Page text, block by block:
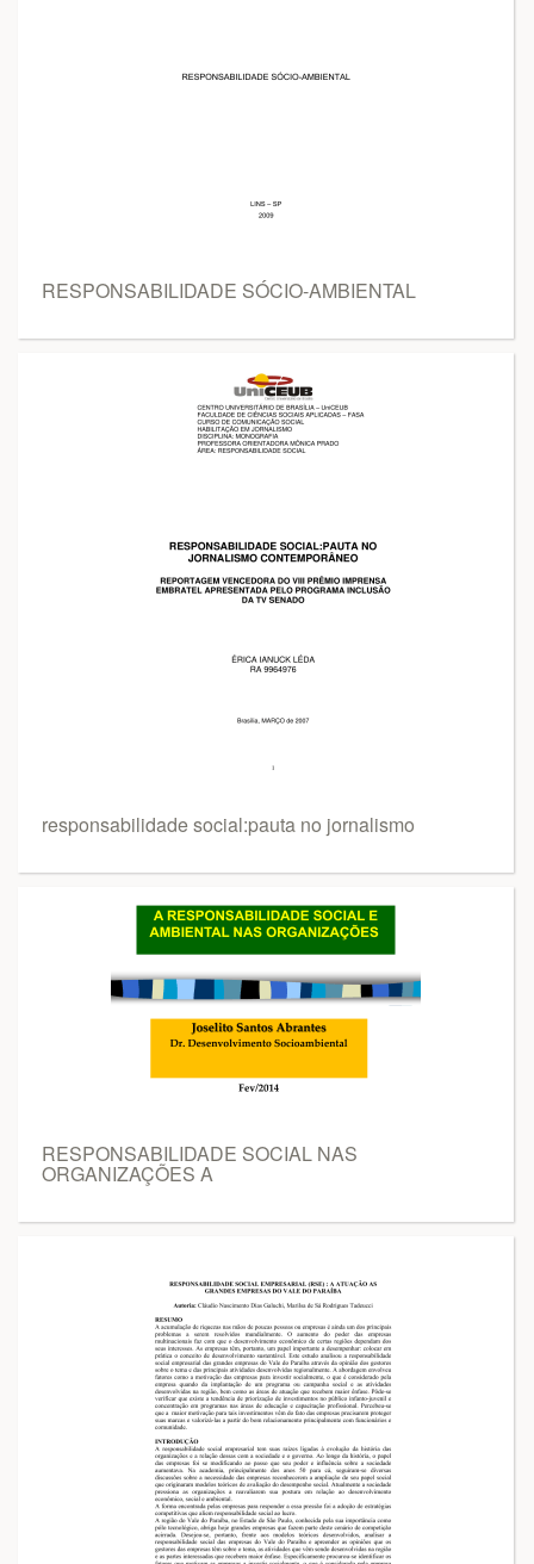
RESPONSABILIDADE SÓCIO-AMBIENTAL
responsabilidade social:pauta no jornalismo
RESPONSABILIDADE SOCIAL NAS
ORGANIZAÇÕES A